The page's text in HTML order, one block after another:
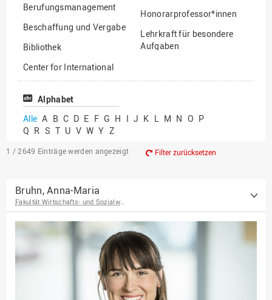
Berufungsmanagement
Beschaffung und Vergabe
Bibliothek
Center for International
Mobility
Center for International
Chancengerechtigkeit
eLearning Competence
EU-Büro
Fakultät
Agrarwissenschaften und
Landschaftsarchitektur
Ingenieurwissenschaften
Fakultät Management,
Honorarprofessor*innen
Lehrkraft für besondere
Aufgaben
Professor*innen im
Alphabet
Alle A B C D E F G H I J K L M N O P
Q R S T U V W Y Z
1 / 2649 Einträge werden angezeigt Filter zurücksetzen
Bruhn, Anna-Maria
Fakultät Wirtschafts- und Sozialwissenschaften